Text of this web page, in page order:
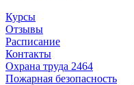
Курсы
Отзывы
Расписание
Контакты
Охрана труда 2464
Пожарная безопасность